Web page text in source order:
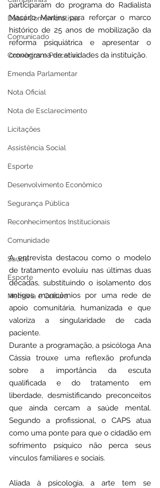
Datas Comemorativas
Comunicado
Convênios e Parcerias
Emenda Parlamentar
Nota Oficial
Nota de Esclarecimento
Licitações
Assistência Social
Esporte
Desenvolvimento Econômico
Segurança Pública
Reconhecimentos Institucionais
Comunidade
Saúde
Esporte
Memória e Cultura
participaram do programa do Radialista
Macário Martins para reforçar o marco
histórico de 25 anos de mobilização da
reforma psiquiátrica e apresentar o
cronograma de atividades da instituição.
A entrevista destacou como o modelo
de tratamento evoluiu nas últimas duas
décadas, substituindo o isolamento dos
antigos manicômios por uma rede de
apoio comunitária, humanizada e que
valoriza a singularidade de cada
paciente.
Durante a programação, a psicóloga Ana
Cássia trouxe uma reflexão profunda
sobre a importância da escuta
qualificada e do tratamento em
liberdade, desmistificando preconceitos
que ainda cercam a saúde mental.
Segundo a profissional, o CAPS atua
como uma ponte para que o cidadão em
sofrimento psíquico não perca seus
vínculos familiares e sociais.
Aliada à psicologia, a arte tem se